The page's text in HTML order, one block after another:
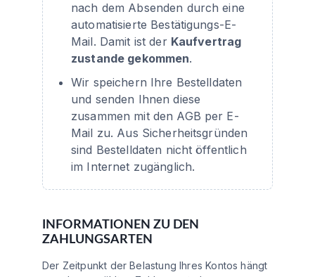
nach dem Absenden durch eine
automatisierte Bestätigungs-E-
Mail. Damit ist der Kaufvertrag
zustande gekommen.
Wir speichern Ihre Bestelldaten
und senden Ihnen diese
zusammen mit den AGB per E-
Mail zu. Aus Sicherheitsgründen
sind Bestelldaten nicht öffentlich
im Internet zugänglich.
INFORMATIONEN ZU DEN
ZAHLUNGSARTEN
Der Zeitpunkt der Belastung Ihres Kontos hängt